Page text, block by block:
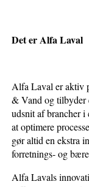
Det er Alfa Laval
Alfa Laval er aktiv
& Vand og tilbyder
udsnit af brancher i
at optimere
gør altid en ekstra
forretnings- og
Alfa Lavals